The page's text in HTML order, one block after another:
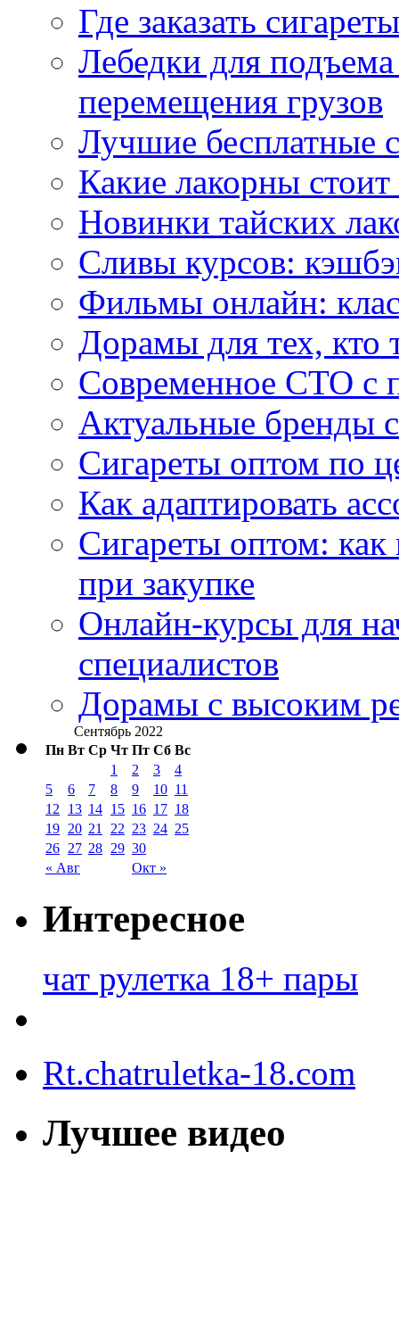
Где заказать
Лебедки для
перемещения грузов
Лучшие бесплатные
Какие лакорны стоит
Новинки тайских
Сливы курсов:
Фильмы онлайн:
Дорамы для тех, кто
Современное СТО с
Актуальные бренды
Сигареты оптом по
Как адаптировать
Сигареты оптом:
при закупке
Онлайн-курсы для
специалистов
Дорамы с высоким
Сентябрь 2022
Пн Вт Ср Чт Пт Сб Вс
« Авг Окт »
1 2 3
4
5
6 7 8 9 10 11
12
13 14 15 16 17 18
19 20 21 22 23 24 25
26 27 28 29 30
Интересное
чат рулетка 18+ пары
Rt.chatruletka-18.com
Лучшее видео